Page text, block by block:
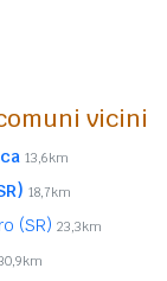
vicini
13,6km
18,7km
(SR) 23,3km